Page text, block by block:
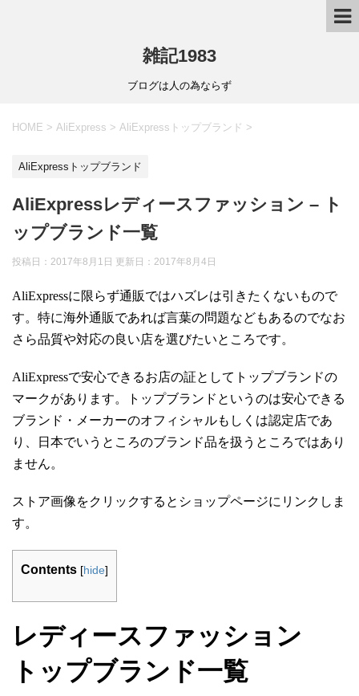
雑記1983
ブログは人の為ならず
HOME > AliExpress > AliExpressトップブランド >
AliExpressトップブランド
AliExpressレディースファッション – ト
ップブランド一覧
投稿日：2017年8月1日 更新日： 2017年8月4日
AliExpressに限らず通販ではハズレは引きたくないもので
す。特に海外通販であれば言葉の問題などもあるのでなお
さら品質や対応の良い店を選びたいところです。
AliExpressで安心できるお店の証としてトップブランドの
マークがあります。トップブランドというのは安心できる
ブランド・メーカーのオフィシャルもしくは認定店であ
り、日本でいうところのブランド品を扱うところではあり
ません。
ストア画像をクリックするとショップページにリンクしま
す。
Contents [hide]
レディースファッション
トップブランド一覧